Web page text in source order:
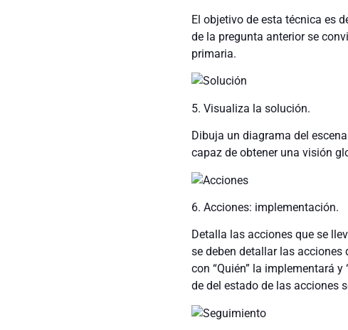
El objetivo de esta técnica es
de la pregunta anterior se
primaria.
5. Visualiza la solución.
Dibuja un diagrama del
capaz de obtener una visión
6. Acciones: implementación.
Detalla las acciones que se
se deben detallar las
con “Quién” la implementará
de del estado de las acciones